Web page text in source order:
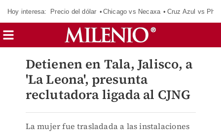
Hoy interesa: Precio del dólar Chicago vs Necaxa Cruz Azul vs
Detienen en Tala, Jalisco, a
'La Leona', presunta
reclutadora ligada al CJNG
La mujer fue trasladada a las instalaciones